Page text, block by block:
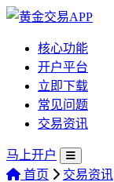
核心功能
开户平台
立即下载
常见问题
交易资讯
马上开户
首页
交易资讯